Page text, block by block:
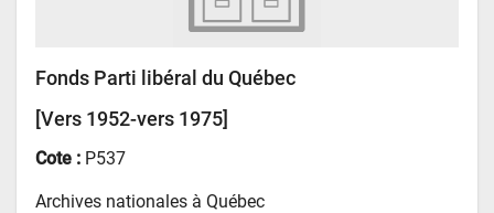
Fonds Parti libéral du Québec
[Vers 1952-vers 1975]
Cote : P537
Archives nationales à Québec